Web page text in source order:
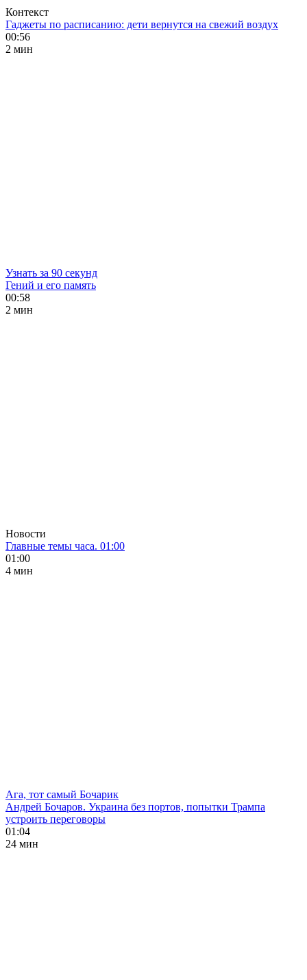
Контекст
Гаджеты по расписанию: дети вернутся на свежий воздух
00:56
2 мин
Узнать за 90 секунд
Гений и его память
00:58
2 мин
Новости
Главные темы часа. 01:00
01:00
4 мин
Ага, тот самый Бочарик
Андрей Бочаров. Украина без портов, попытки Трампа
устроить переговоры
01:04
24 мин